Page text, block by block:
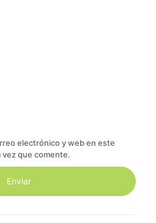
electrónico y web en este
vez que comente.